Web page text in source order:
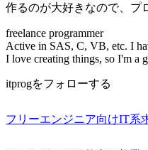
作るのが大好きなので、プ
freelance programmer
Active in SAS, C, VB, etc. I
I love creating things, so I'm a
itprogをフォローする
フリーエンジニア向けIT系